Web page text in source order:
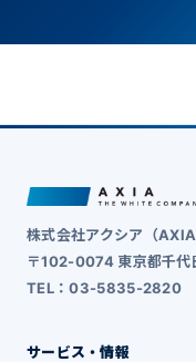
株式会社アクシア（AXIA
〒102-0074 東京都千代
TEL：03-5835-2820
サービス・情報